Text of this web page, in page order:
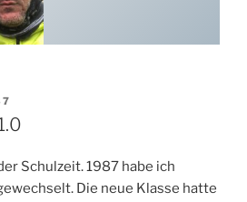
Schulzeit. 1987 habe ich
Die neue Klasse hatte